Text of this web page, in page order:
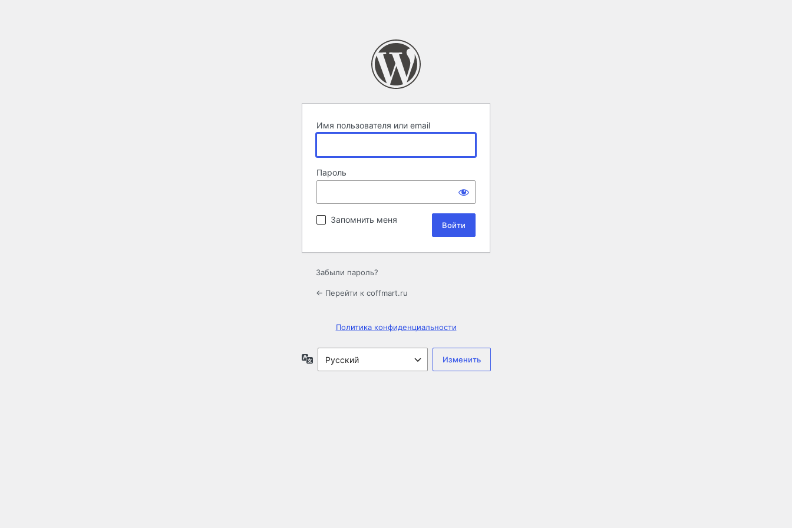
Имя пользователя или email
Пароль
Запомнить меня
Забыли пароль?
← Перейти к coffmart.ru
Политика конфиденциальности
Язык